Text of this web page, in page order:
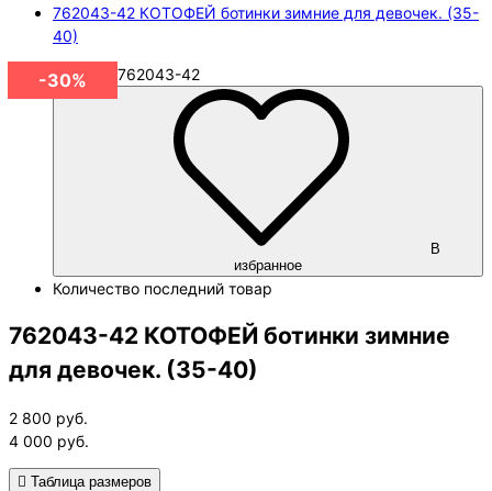
762043-42 КОТОФЕЙ ботинки зимние для девочек. (35-
40)
Артикул 762043-42
В
избранное
Количество последний товар
762043-42 КОТОФЕЙ ботинки зимние
для девочек. (35-40)
2 800 руб.
-30%
4 000 руб.
Таблица размеров